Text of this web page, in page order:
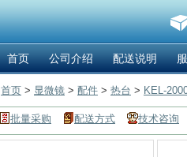
首页 公司介绍 配送说明
首页 > 显微镜 > 配件 > 热台 > KEL-
批量采购 配送方式 技术咨询